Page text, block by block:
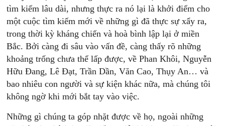
tìm kiếm lâu dài, nhưng thực ra nó lại là khởi điểm cho
một cuộc tìm kiếm mới về những gì đã thực sự xẩy ra,
trong thời kỳ kháng chiến và hoà bình lập lại ở miền
Bắc. Bởi càng đi sâu vào vấn đề, càng thấy rõ những
khoảng trống chưa thể lấp được, về Phan Khôi, Nguyễn
Hữu Đang, Lê Đạt, Trần Dần, Văn Cao, Thụy An… và
bao nhiêu con người và sự kiện khác nữa, mà chúng tôi
không ngờ khi mới bắt tay vào việc.
Những gì chúng ta góp nhặt được về họ, ngoài những